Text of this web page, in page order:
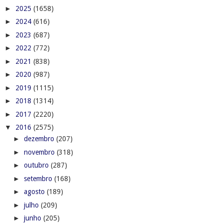
► 2025 (1658)
► 2024 (616)
► 2023 (687)
► 2022 (772)
► 2021 (838)
► 2020 (987)
► 2019 (1115)
► 2018 (1314)
► 2017 (2220)
▼ 2016 (2575)
► dezembro (207)
► novembro (318)
► outubro (287)
► setembro (168)
► agosto (189)
► julho (209)
► junho (205)